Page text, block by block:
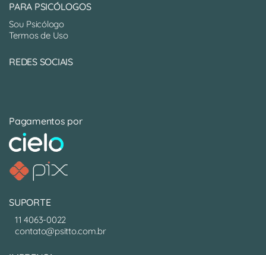
PARA PSICÓLOGOS
Sou Psicólogo
Termos de Uso
REDES SOCIAIS
Pagamentos por
SUPORTE
11 4063-0022
contato@psitto.com.br